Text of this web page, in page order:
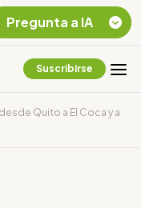
Suscribirse
Quito a El Coca y a
Pregunta a IA
Chevron Ecuador